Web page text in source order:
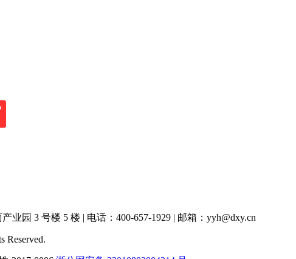
业园 3 号楼 5 楼 | 电话：400-657-1929 | 邮箱：yyh@dxy.cn
Reserved.